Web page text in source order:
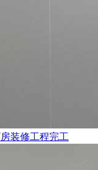
装修工程完工